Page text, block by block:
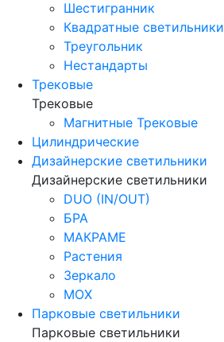
Шестигранник
Квадратные светильники
Треугольник
Нестандарты
Трековые
Трековые
Магнитные Трековые
Цилиндрические
Дизайнерские светильники
Дизайнерские светильники
DUO (IN/OUT)
БРА
МАКРАМЕ
Растения
Зеркало
МОХ
Парковые светильники
Парковые светильники